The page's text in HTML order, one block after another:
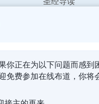
在的，而且没有人性的
的人性就成了神道成的
成为肉身只有神性没有
道成肉身的人性是为
作工的，而正常的大脑
的大脑思维又是维持肉
你正在为以下问题而感到
免费参加在线布道，你将